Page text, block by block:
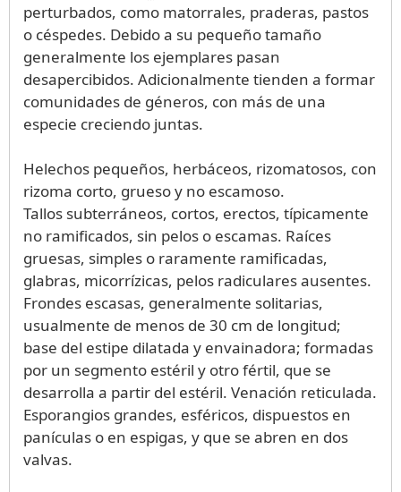
perturbados, como matorrales, praderas, pastos
o céspedes. Debido a su pequeño tamaño
generalmente los ejemplares pasan
desapercibidos. Adicionalmente tienden a formar
comunidades de géneros, con más de una
especie creciendo juntas.
Helechos pequeños, herbáceos, rizomatosos, con
rizoma corto, grueso y no escamoso.
Tallos subterráneos, cortos, erectos, típicamente
no ramificados, sin pelos o escamas. Raíces
gruesas, simples o raramente ramificadas,
glabras, micorrízicas, pelos radiculares ausentes.
Frondes escasas, generalmente solitarias,
usualmente de menos de 30 cm de longitud;
base del estipe dilatada y envainadora; formadas
por un segmento estéril y otro fértil, que se
desarrolla a partir del estéril. Venación reticulada.
Esporangios grandes, esféricos, dispuestos en
panículas o en espigas, y que se abren en dos
valvas.